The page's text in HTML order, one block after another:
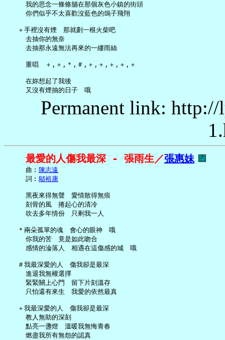
     我的思念一條條舖在那個灰色小鎮的街頭
     你們似乎不太喜歡沒藍色的鴿子飛翔
   ＋手裡沒有煙　那就劃一根火柴吧
     去抽你的無奈
     去抽那永遠無法再來的一縷雨絲
     重唱　＋,＋,＊,＃,＋,＋,＋,＋,＋
     在妳想起了我後
Permanent link:
最愛的人傷我最深 - 張雨生／張惠妹
     曲︰
陳志遠
     詞︰
鄔裕康
     黑夜來得無聲　愛情散得無痕
     刻骨的風　捲起心的清冷
     吹去多年情份　只剩我一人
   ＊兩朵孤單的魂　會心的眼神　哦
     你我的苦　竟是如此吻合
     感情的淪落人　相遇在這傷感的城　哦
   ＃我最深愛的人　傷我卻是最深
     進退我無權選擇
     緊緊關上心門　留下片刻溫存
     只怕還有來生　我愛的依然最真
   ＋我最深愛的人　傷我卻是最深
     教人無助的深刻
     點亮一盞燈　溫暖我無悔青春
     燃盡我所有無怨的認真